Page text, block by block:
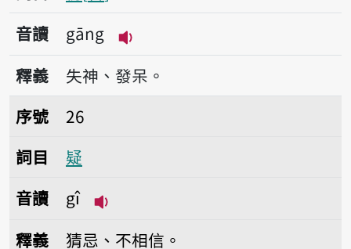
音讀
gāng
播放音讀gāng
釋義
失神、發呆。
序號26疑
序號
26
詞目
疑
音讀
gî
釋義
猜忌、不相信。